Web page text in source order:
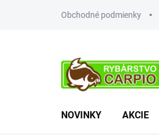
Obchodné podmienky
NOVINKY AKCIE